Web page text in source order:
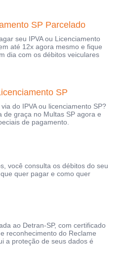
SP Parcelado
seu IPVA ou Licenciamento
até 12x agora mesmo e fique
dia com os débitos veiculares
SP
do IPVA ou licenciamento SP?
de graça no Multas SP agora e
de pagamento.
você consulta os débitos do seu
quer pagar e como quer
ao Detran-SP, com certificado
reconhecimento do Reclame
a proteção de seus dados é